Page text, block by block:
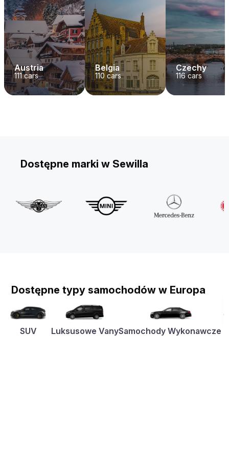
Austria
111cars
Belgia
110 cars
Czechy
116cars
Dostępne marki w Sewilla
Dostępne typy samochodów w Europa
SUV Luksusowe VanySamochody Wykonawcze